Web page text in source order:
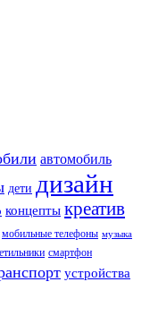
автомобиль
дети дизайн
концепты креатив
мобильные телефоны музыка
смартфон
устройства